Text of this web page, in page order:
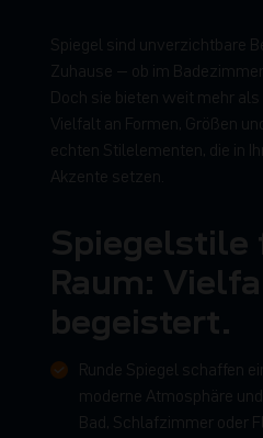
Spiegel sind unverzichtbare
Zuhause – ob im
Doch sie bieten weit mehr als
Vielfalt an Formen, Größen
echten Stilelementen, die in
Akzente setzen.
Spiegelstile
Raum:
begeistert.
Runde Spiegel schaffen
moderne Atmosphäre
Bad, Schlafzimmer oder